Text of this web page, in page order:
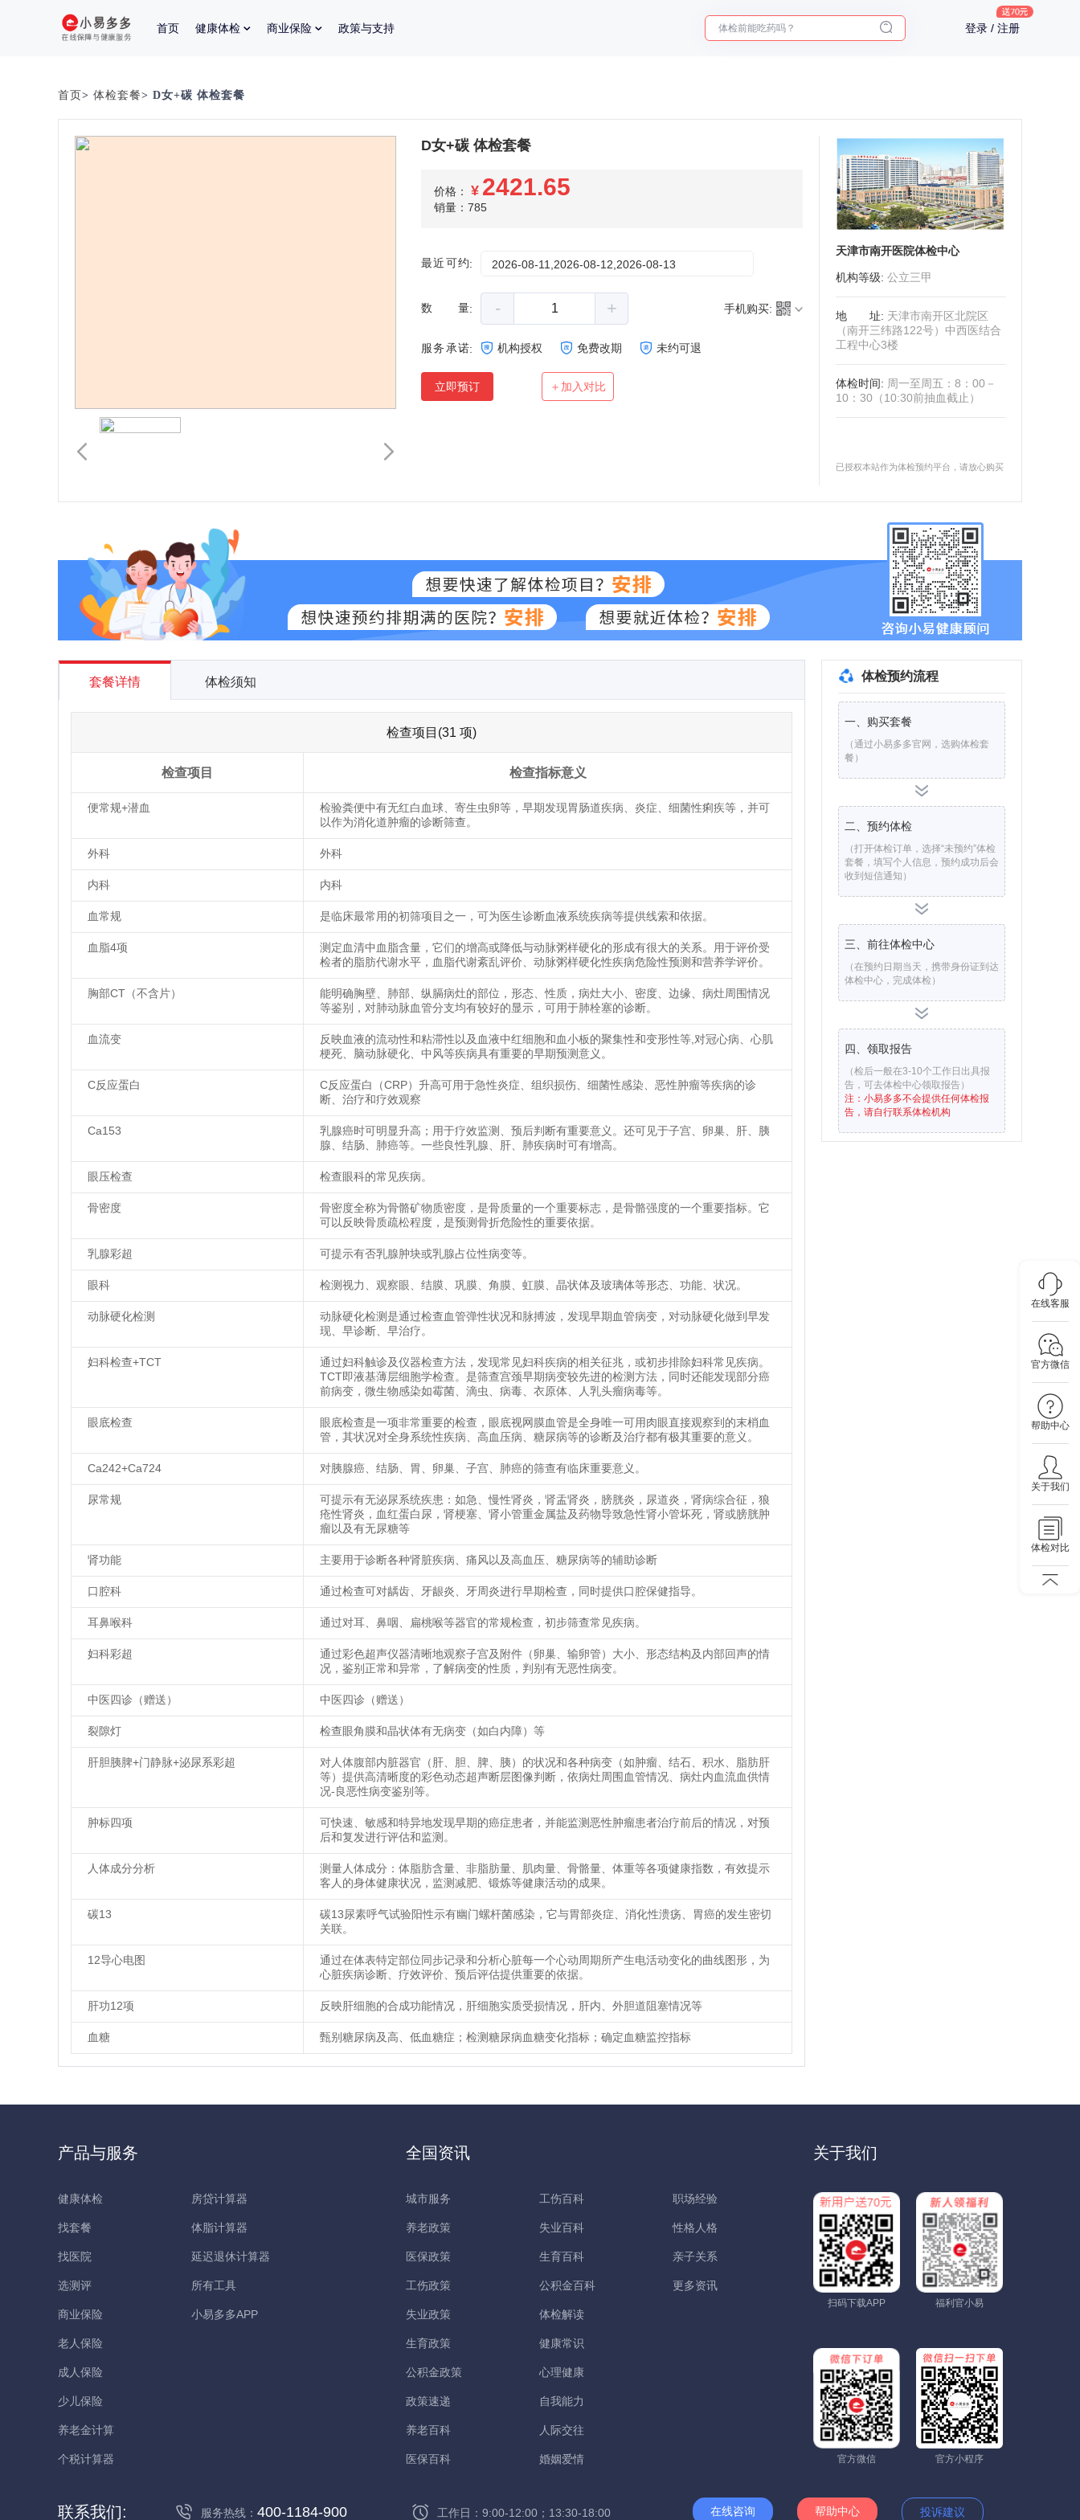
首页 健康体检 商业保险 政策与支持 十大理由告诉你为什么要买保险 登录 / 注册
在线客服
官方微信
帮助中心
关于我们
体检对比
首页> 体检套餐> D女+碳 体检套餐
D女+碳 体检套餐
价格： ¥ 2421.65
销量：785
最近可约: 2026-08-11,2026-08-12,2026-08-13
数量: - + 手机购买:
服务承诺: 机构授权 免费改期 未约可退
立即预订 ＋加入对比
天津市南开医院体检中心
机构等级: 公立三甲
地址: 天津市南开区北院区
（南开三纬路122号）中西医结合
工程中心3楼
体检时间: 周一至周五：8：00－
10：30（10:30前抽血截止）
已授权本站作为体检预约平台，请放心购买
套餐详情 体检须知
检查项目(31 项)
检查项目 检查指标意义
便常规+潜血
检验粪便中有无红白血球、寄生虫卵等，早期发现胃肠道疾病、炎症、细菌性痢疾等，并可
以作为消化道肿瘤的诊断筛查。
外科 外科
内科 内科
血常规 是临床最常用的初筛项目之一，可为医生诊断血液系统疾病等提供线索和依据。
血脂4项
测定血清中血脂含量，它们的增高或降低与动脉粥样硬化的形成有很大的关系。用于评价受
检者的脂肪代谢水平，血脂代谢紊乱评价、动脉粥样硬化性疾病危险性预测和营养学评价。
胸部CT（不含片）
能明确胸壁、肺部、纵膈病灶的部位，形态、性质，病灶大小、密度、边缘、病灶周围情况
等鉴别，对肺动脉血管分支均有较好的显示，可用于肺栓塞的诊断。
血流变
反映血液的流动性和粘滞性以及血液中红细胞和血小板的聚集性和变形性等,对冠心病、心肌
梗死、脑动脉硬化、中风等疾病具有重要的早期预测意义。
C反应蛋白
C反应蛋白（CRP）升高可用于急性炎症、组织损伤、细菌性感染、恶性肿瘤等疾病的诊
断、治疗和疗效观察
Ca153
乳腺癌时可明显升高；用于疗效监测、预后判断有重要意义。还可见于子宫、卵巢、肝、胰
腺、结肠、肺癌等。一些良性乳腺、肝、肺疾病时可有增高。
眼压检查 检查眼科的常见疾病。
骨密度
骨密度全称为骨骼矿物质密度，是骨质量的一个重要标志，是骨骼强度的一个重要指标。它
可以反映骨质疏松程度，是预测骨折危险性的重要依据。
乳腺彩超 可提示有否乳腺肿块或乳腺占位性病变等。
眼科 检测视力、观察眼、结膜、巩膜、角膜、虹膜、晶状体及玻璃体等形态、功能、状况。
动脉硬化检测
动脉硬化检测是通过检查血管弹性状况和脉搏波，发现早期血管病变，对动脉硬化做到早发
现、早诊断、早治疗。
妇科检查+TCT
通过妇科触诊及仪器检查方法，发现常见妇科疾病的相关征兆，或初步排除妇科常见疾病。
TCT即液基薄层细胞学检查。是筛查宫颈早期病变较先进的检测方法，同时还能发现部分癌
前病变，微生物感染如霉菌、滴虫、病毒、衣原体、人乳头瘤病毒等。
眼底检查
眼底检查是一项非常重要的检查，眼底视网膜血管是全身唯一可用肉眼直接观察到的末梢血
管，其状况对全身系统性疾病、高血压病、糖尿病等的诊断及治疗都有极其重要的意义。
Ca242+Ca724 对胰腺癌、结肠、胃、卵巢、子宫、肺癌的筛查有临床重要意义。
尿常规
可提示有无泌尿系统疾患：如急、慢性肾炎，肾盂肾炎，膀胱炎，尿道炎，肾病综合征，狼
疮性肾炎，血红蛋白尿，肾梗塞、肾小管重金属盐及药物导致急性肾小管坏死，肾或膀胱肿
瘤以及有无尿糖等
肾功能 主要用于诊断各种肾脏疾病、痛风以及高血压、糖尿病等的辅助诊断
口腔科 通过检查可对龋齿、牙龈炎、牙周炎进行早期检查，同时提供口腔保健指导。
耳鼻喉科 通过对耳、鼻咽、扁桃喉等器官的常规检查，初步筛查常见疾病。
妇科彩超
通过彩色超声仪器清晰地观察子宫及附件（卵巢、输卵管）大小、形态结构及内部回声的情
况，鉴别正常和异常，了解病变的性质，判别有无恶性病变。
中医四诊（赠送） 中医四诊（赠送）
裂隙灯 检查眼角膜和晶状体有无病变（如白内障）等
肝胆胰脾+门静脉+泌尿系彩超
对人体腹部内脏器官（肝、胆、脾、胰）的状况和各种病变（如肿瘤、结石、积水、脂肪肝
等）提供高清晰度的彩色动态超声断层图像判断，依病灶周围血管情况、病灶内血流血供情
况-良恶性病变鉴别等。
肿标四项
可快速、敏感和特异地发现早期的癌症患者，并能监测恶性肿瘤患者治疗前后的情况，对预
后和复发进行评估和监测。
人体成分分析
测量人体成分：体脂肪含量、非脂肪量、肌肉量、骨骼量、体重等各项健康指数，有效提示
客人的身体健康状况，监测减肥、锻炼等健康活动的成果。
碳13
碳13尿素呼气试验阳性示有幽门螺杆菌感染，它与胃部炎症、消化性溃疡、胃癌的发生密切
关联。
12导心电图
通过在体表特定部位同步记录和分析心脏每一个心动周期所产生电活动变化的曲线图形，为
心脏疾病诊断、疗效评价、预后评估提供重要的依据。
肝功12项 反映肝细胞的合成功能情况，肝细胞实质受损情况，肝内、外胆道阻塞情况等
血糖 甄别糖尿病及高、低血糖症；检测糖尿病血糖变化指标；确定血糖监控指标
体检预约流程
一、购买套餐
（通过小易多多官网，选购体检套
餐）
二、预约体检
（打开体检订单，选择“未预约”体检
套餐，填写个人信息，预约成功后会
收到短信通知）
三、前往体检中心
（在预约日期当天，携带身份证到达
体检中心，完成体检）
四、领取报告
（检后一般在3-10个工作日出具报
告，可去体检中心领取报告）
注：小易多多不会提供任何体检报
告，请自行联系体检机构
产品与服务
健康体检
找套餐
找医院
选测评
商业保险
老人保险
成人保险
少儿保险
养老金计算
个税计算器
房贷计算器
体脂计算器
延迟退休计算器
所有工具
小易多多APP
全国资讯
城市服务
养老政策
医保政策
工伤政策
失业政策
生育政策
公积金政策
政策速递
养老百科
医保百科
工伤百科
失业百科
生育百科
公积金百科
体检解读
健康常识
心理健康
自我能力
人际交往
婚姻爱情
职场经验
性格人格
亲子关系
更多资讯
关于我们
扫码下载APP 福利官小易
官方微信 官方小程序
联系我们: 服务热线： 400-1184-900 工作日：9:00-12:00；13:30-18:00 在线咨询 帮助中心 投诉建议